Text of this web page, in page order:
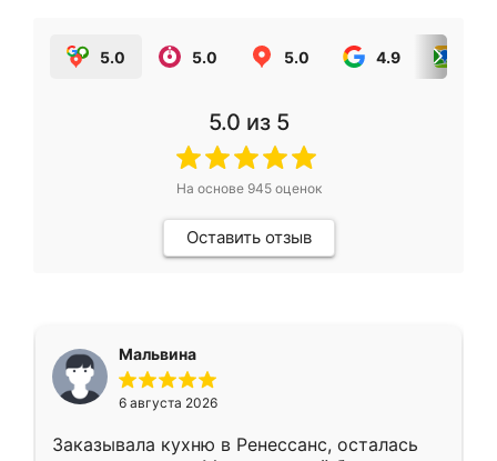
5.0 5.0 5.0 4.9
5.0 из 5
На основе 945оценок
Оставить отзыв
Мальвина
6 августа 2026
Заказывала кухню в Ренессанс, осталась